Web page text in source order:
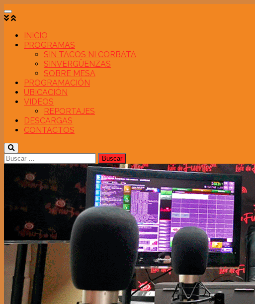
Saltar
al
INICIO
PROGRAMAS
SIN TACOS NI CORBATA
SINVERGÜENZAS
SOBRE MESA
PROGRAMACIÓN
UBICACIÓN
VIDEOS
REPORTAJES
DESCARGAS
CONTACTOS
Buscar: